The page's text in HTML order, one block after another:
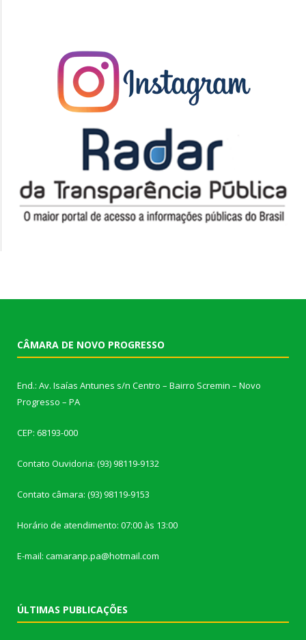
CÂMARA DE NOVO PROGRESSO
End.: Av. Isaías Antunes s/n Centro – Bairro Scremin – Novo
Progresso – PA
CEP: 68193-000
Contato Ouvidoria: (93) 98119-9132
Contato câmara: (93) 98119-9153
Horário de atendimento: 07:00 às 13:00
E-mail: camaranp.pa@hotmail.com
ÚLTIMAS PUBLICAÇÕES